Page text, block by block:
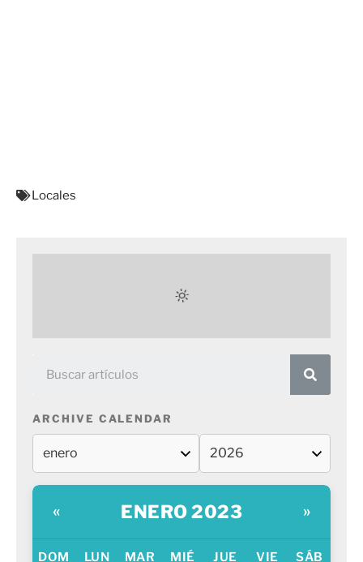
Locales
ARCHIVE CALENDAR
« ENERO 2023 »
DOM LUN MAR MIÉ JUE VIE SÁB